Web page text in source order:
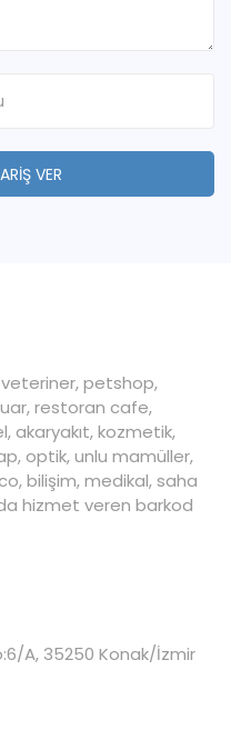
VER
petshop,
restoran cafe,
akaryakıt, kozmetik,
optik, unlu mamüller,
bilişim, medikal, saha
hizmet veren barkod
A, 35250 Konak/İzmir